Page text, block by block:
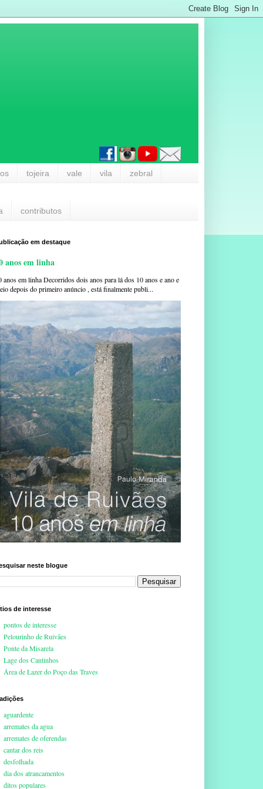
tojeira vale vila zebral
contributos
em destaque
anos em linha
anos em linha Decorridos dois anos para lá dos 10 anos e ano e
depois do primeiro anúncio , está finalmente publi...
neste blogue
de interesse
pontos de interesse
Pelourinho de Ruivães
Ponte da Misarela
Lage dos Cantinhos
Área de Lazer do Poço das Traves
aguardente
arremates da agua
arremates de oferendas
cantar dos reis
desfolhada
dia dos atrancamentos
ditos populares